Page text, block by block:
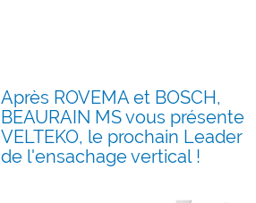
Après ROVEMA et BOSCH,
BEAURAIN MS vous présente
VELTEKO, le prochain Leader
de l'ensachage vertical !